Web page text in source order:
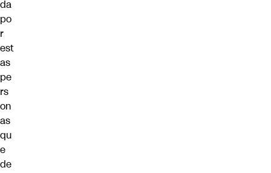
da
po
r
est
as
pe
rs
on
as
qu
e
de